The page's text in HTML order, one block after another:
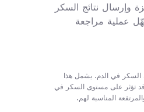
وإرسال نتائج السكر
عملية مراجعة
السكر في الدم. يشمل هذا
قد تؤثر على مستوى السكر في
المناسبة لهم.